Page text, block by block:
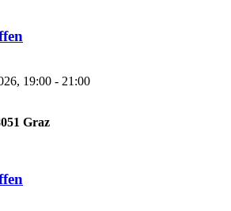
19:00 - 21:00
Graz